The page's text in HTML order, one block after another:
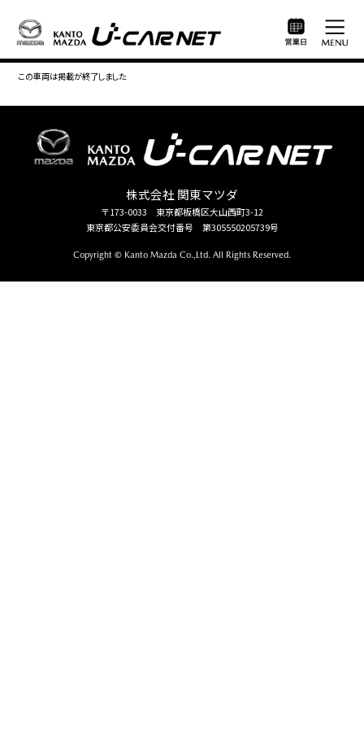
この車両は掲載が終了しました
株式会社 関東マツダ
〒173-0033 東京都板橋区大山西町3-12
東京都公安委員会交付番号 第305550205739号
Copyright © Kanto Mazda Co.,Ltd. All Rights Reserved.